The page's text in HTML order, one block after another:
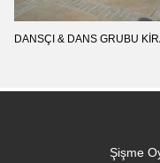
DANSÇI & DANS GRUBU
Şişme